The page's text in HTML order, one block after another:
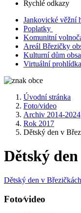
Rychlé odkazy
Jankovické věžní
Poplatky
Komunitní
Areál Březičky
Kulturní dům
Virtuální prohlídka
Úvodní stránka
Foto/video
Archiv 2014-2024
Rok 2017
Dětský den v
Dětský
Dětský den v Březičkách
Foto⁄video